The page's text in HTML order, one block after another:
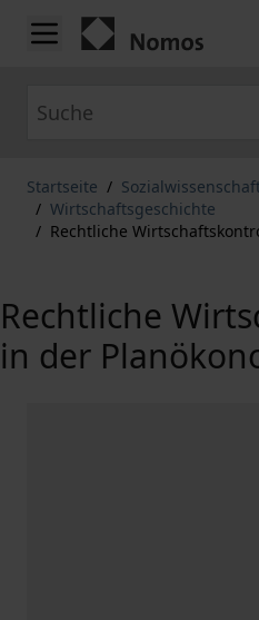
Zum Inhalt springen
Startseite /
/ Wirtschaftsgeschichte
/ Rechtliche
Rechtliche
in der